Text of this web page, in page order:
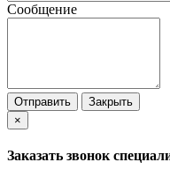
Сообщение
Отправить
Закрыть
×
Заказать звонок